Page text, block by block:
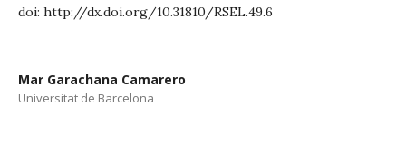
doi: http://dx.doi.org/10.31810/RSEL.49.6
Mar Garachana Camarero
Universitat de Barcelona